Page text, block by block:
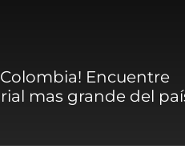
Encuentre
mas grande del